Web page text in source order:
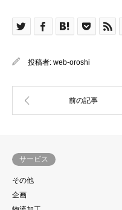
投稿者: web-oroshi
サービス
その他
企画